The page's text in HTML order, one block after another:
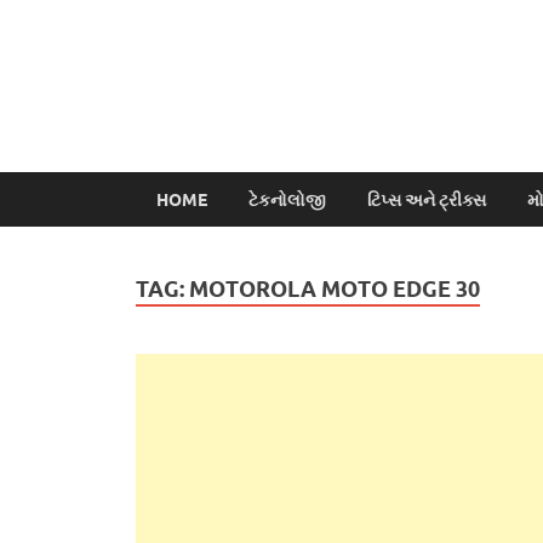
HOME ટેકનોલોજી ટિપ્સ અને ટ્રીક્સ
TAG: MOTOROLA MOTO EDGE 30